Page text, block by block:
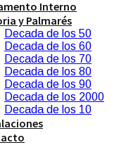
Interno
y Palmarés
Decada de los 50
Decada de los 60
Decada de los 70
Decada de los 80
Decada de los 90
Decada de los 2000
Decada de los 10